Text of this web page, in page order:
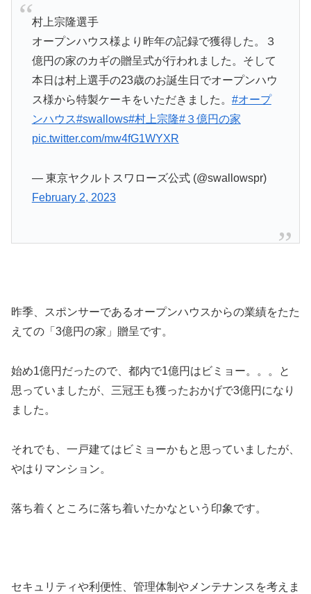
村上宗隆選手
オープンハウス様より昨年の記録で獲得した。３
億円の家のカギの贈呈式が行われました。そして
本日は村上選手の23歳のお誕生日でオープンハウ
ス様から特製ケーキをいただきました。 #オープ
ンハウス#swallows#村上宗隆#３億円の家
pic.twitter.com/mw4fG1WYXR
— 東京ヤクルトスワローズ公式 (@swallowspr)
February 2, 2023
昨季、スポンサーであるオープンハウスからの業績をたた
えての「3億円の家」贈呈です。
始め1億円だったので、都内で1億円はビミョー。。。と
思っていましたが、三冠王も獲ったおかげで3億円になり
ました。
それでも、一戸建てはビミョーかもと思っていましたが、
やはりマンション。
落ち着くところに落ち着いたかなという印象です。
セキュリティや利便性、管理体制やメンテナンスを考えま